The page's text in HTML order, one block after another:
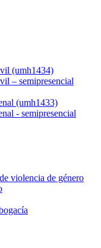
(umh1434)
– semipresencial
(umh1433)
- semipresencial
violencia de género